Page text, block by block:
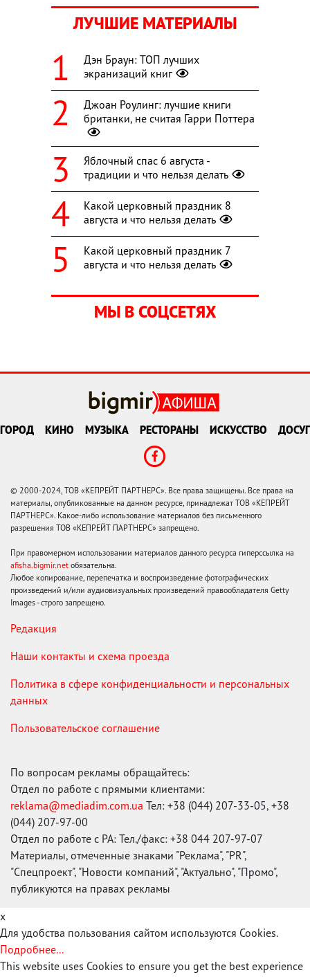
ЛУЧШИЕ МАТЕРИАЛЫ
Дэн Браун: ТОП лучших
экранизаций книг
Джоан Роулинг: лучшие книги
британки, не считая Гарри Поттера
Яблочный спас 6 августа -
традиции и что нельзя делать
Какой церковный праздник 8
августа и что нельзя делать
Какой церковный праздник 7
августа и что нельзя делать
МЫ В СОЦСЕТЯХ
ГОРОД КИНО МУЗЫКА РЕСТОРАНЫ ИСКУССТВО ДОСУГ
© 2000-2024, ТОВ «КЕПРЕЙТ ПАРТНЕРС». Все права защищены. Все права на
материалы, опубликованные на данном ресурсе, принадлежат ТОВ «КЕПРЕЙТ
ПАРТНЕРС». Какое-либо использование материалов без письменного
разрешения ТОВ «КЕПРЕЙТ ПАРТНЕРС» запрещено.
При правомерном использовании материалов данного ресурса гиперссылка на
afisha.bigmir.net обязательна.
Любое копирование, перепечатка и воспроизведение фотографических
произведений и/или аудиовизуальных произведений правообладателя Getty
Images - строго запрещено.
Редакция
Наши контакты и схема проезда
Политика в сфере конфиденциальности и персональных
данных
Пользовательское соглашение
По вопросам рекламы обращайтесь:
Отдел по работе с прямыми клиентами:
reklama@mediadim.com.ua Тел: +38 (044) 207-33-05, +38
(044) 207-97-00
Отдел по работе с РА: Тел./факс: +38 044 207-97-07
Материалы, отмеченные знаками "Реклама", "PR",
"Спецпроект", "Новости компаний", "Актуально", "Промо",
публикуются на правах рекламы
x
Для удобства пользования сайтом используются Cookies.
Подробнее...
This website uses Cookies to ensure you get the best experience